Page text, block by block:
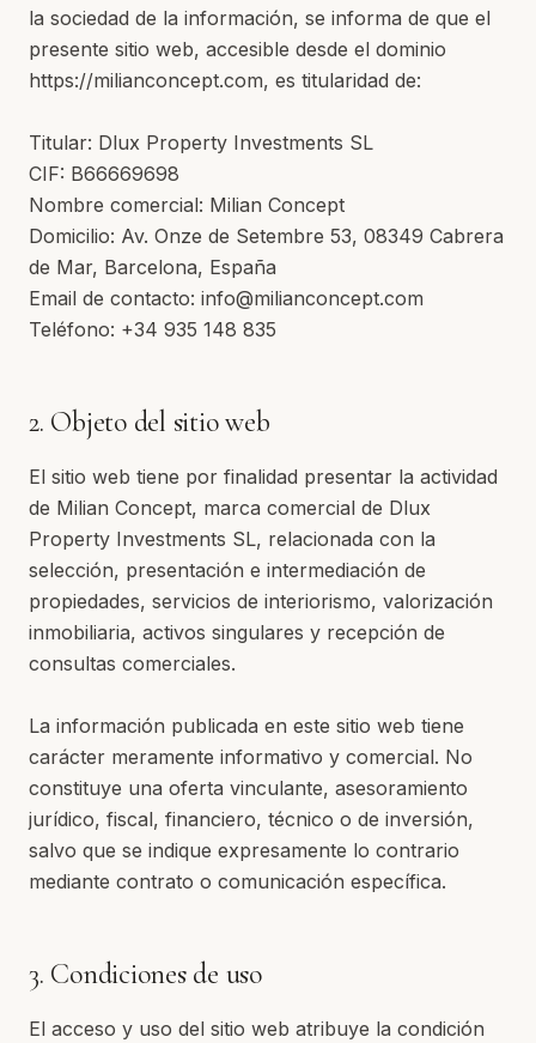
la sociedad de la información, se informa de que el
presente sitio web, accesible desde el dominio
https://milianconcept.com, es titularidad de:
Titular: Dlux Property Investments SL
CIF: B66669698
Nombre comercial: Milian Concept
Domicilio: Av. Onze de Setembre 53, 08349 Cabrera
de Mar, Barcelona, España
Email de contacto: info@milianconcept.com
Teléfono: +34 935 148 835
2. Objeto del sitio web
El sitio web tiene por finalidad presentar la actividad
de Milian Concept, marca comercial de Dlux
Property Investments SL, relacionada con la
selección, presentación e intermediación de
propiedades, servicios de interiorismo, valorización
inmobiliaria, activos singulares y recepción de
consultas comerciales.
La información publicada en este sitio web tiene
carácter meramente informativo y comercial. No
constituye una oferta vinculante, asesoramiento
jurídico, fiscal, financiero, técnico o de inversión,
salvo que se indique expresamente lo contrario
mediante contrato o comunicación específica.
3. Condiciones de uso
El acceso y uso del sitio web atribuye la condición